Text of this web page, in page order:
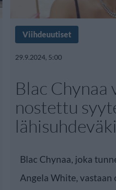
Viihdeuutiset
29.9.2024, 5:00
Blac Chynaa
nostettu
Blac Chynaa, joka
Angela White, vastaan